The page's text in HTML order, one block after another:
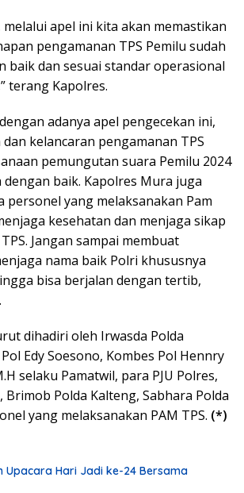
melalui apel ini kita akan memastikan
pengamanan TPS Pemilu sudah
baik dan sesuai standar operasional
terang Kapolres.
adanya apel pengecekan ini,
kelancaran pengamanan TPS
pemungutan suara Pemilu 2024
baik. Kapolres Mura juga
personel yang melaksanakan Pam
kesehatan dan menjaga sikap
Jangan sampai membuat
nama baik Polri khususnya
bisa berjalan dengan tertib,
dihadiri oleh Irwasda Polda
Edy Soesono, Kombes Pol Hennry
selaku Pamatwil, para PJU Polres,
Brimob Polda Kalteng, Sabhara Polda
yang melaksanakan PAM TPS. (*)
Upacara Hari Jadi ke-24 Bersama